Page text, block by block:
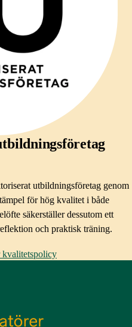
utbildningsföretag genom
för hög kvalitet i både
säkerställer dessutom ett
och praktisk träning.
kvalitetspolicy